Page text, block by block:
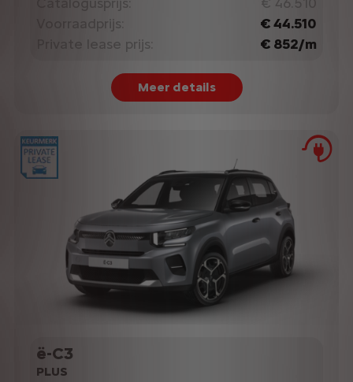
Voorraadprijs:
€ 44.510
Private lease prijs:
€ 852/m
Meer details
ë-C3
PLUS